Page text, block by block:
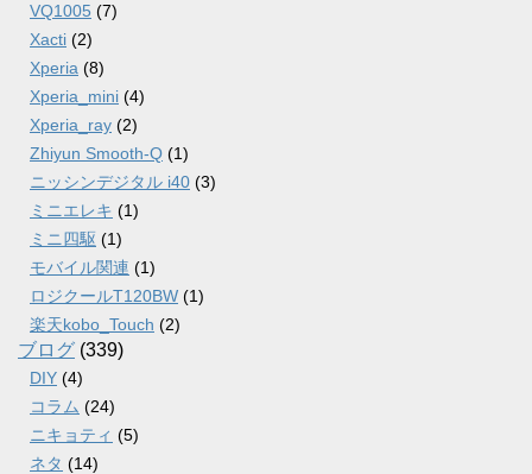
VQ1005 (7)
Xacti (2)
Xperia (8)
Xperia_mini (4)
Xperia_ray (2)
Zhiyun Smooth-Q (1)
ニッシンデジタル i40 (3)
ミニエレキ (1)
ミニ四駆 (1)
モバイル関連 (1)
ロジクールT120BW (1)
楽天kobo_Touch (2)
ブログ (339)
DIY (4)
コラム (24)
ニキョティ (5)
ネタ (14)